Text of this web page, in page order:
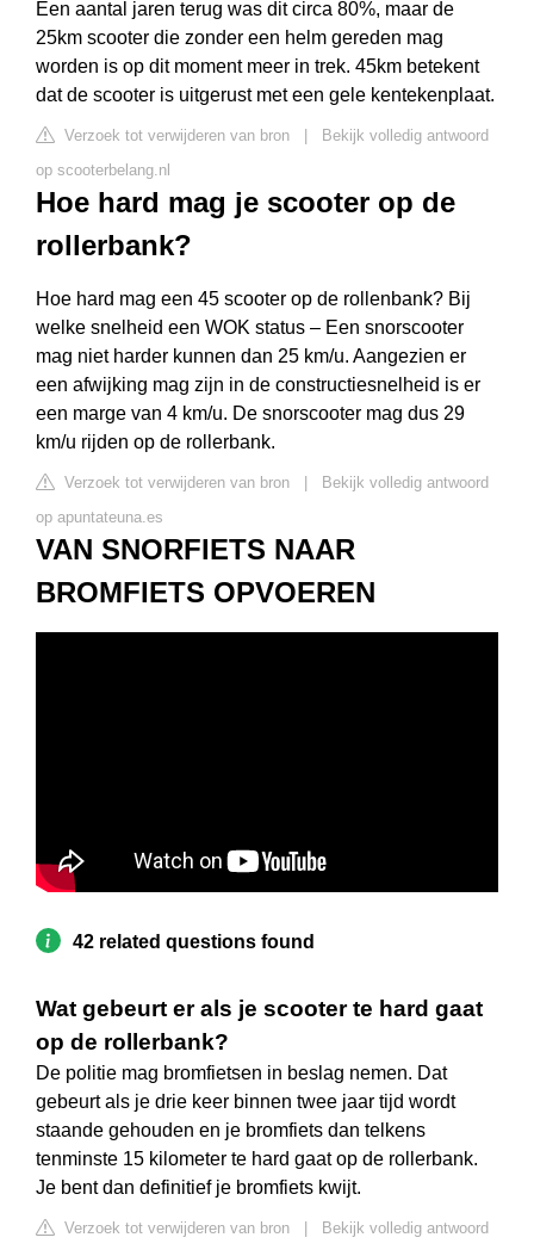
Een aantal jaren terug was dit circa 80%, maar de
25km scooter die zonder een helm gereden mag
worden is op dit moment meer in trek. 45km betekent
dat de scooter is uitgerust met een gele kentekenplaat.
Verzoek tot verwijderen van bron
Bekijk volledig antwoord
op scooterbelang.nl
Hoe hard mag je scooter op de
rollerbank?
Hoe hard mag een 45 scooter op de rollenbank? Bij
welke snelheid een WOK status – Een snorscooter
mag niet harder kunnen dan 25 km/u. Aangezien er
een afwijking mag zijn in de constructiesnelheid is er
een marge van 4 km/u. De snorscooter mag dus 29
km/u rijden op de rollerbank.
Verzoek tot verwijderen van bron
Bekijk volledig antwoord
op apuntateuna.es
VAN SNORFIETS NAAR
BROMFIETS OPVOEREN
42 related questions found
Wat gebeurt er als je scooter te hard gaat
op de rollerbank?
De politie mag bromfietsen in beslag nemen. Dat
gebeurt als je drie keer binnen twee jaar tijd wordt
staande gehouden en je bromfiets dan telkens
tenminste 15 kilometer te hard gaat op de rollerbank.
Je bent dan definitief je bromfiets kwijt.
Verzoek tot verwijderen van bron
Bekijk volledig antwoord